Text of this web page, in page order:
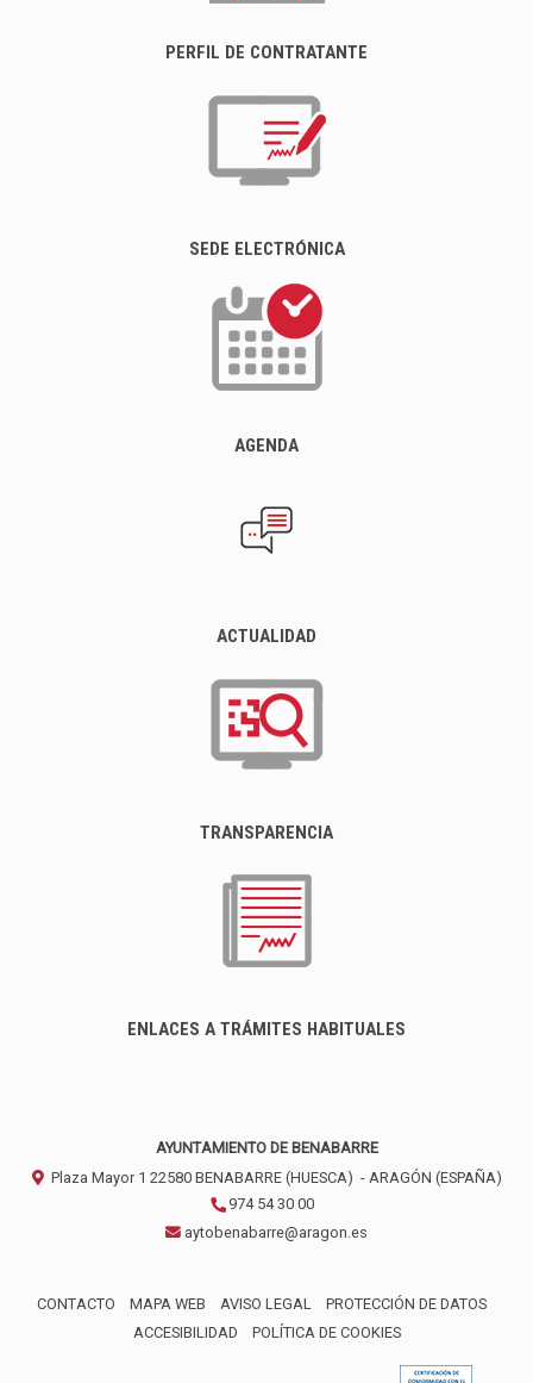
PERFIL DE CONTRATANTE
SEDE ELECTRÓNICA
AGENDA
ACTUALIDAD
TRANSPARENCIA
ENLACES A TRÁMITES HABITUALES
AYUNTAMIENTO DE BENABARRE
Plaza Mayor 1 22580 BENABARRE (HUESCA) - ARAGÓN (ESPAÑA)
974 54 30 00
aytobenabarre@aragon.es
CONTACTO MAPA WEB AVISO LEGAL
PROTECCIÓN DE DATOS
ACCESIBILIDAD
POLÍTICA DE COOKIES